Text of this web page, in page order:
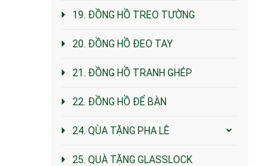
19. ĐỒNG HỒ TREO TƯỜNG
20. ĐỒNG HỒ ĐEO TAY
21. ĐỒNG HỒ TRANH GHÉP
22. ĐỒNG HỒ ĐỂ BÀN
24. QÙA TẶNG PHA LÊ
25. QUÀ TẶNG GLASSLOCK